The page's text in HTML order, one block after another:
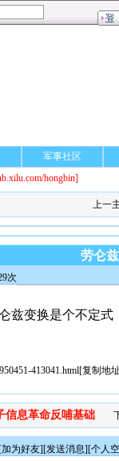
军事社区
hongbin]
上一
劳仑
次
兹变换是个不定
413041.html[复制地
信息革命反哺基础
[加为好友][发送消息][个人